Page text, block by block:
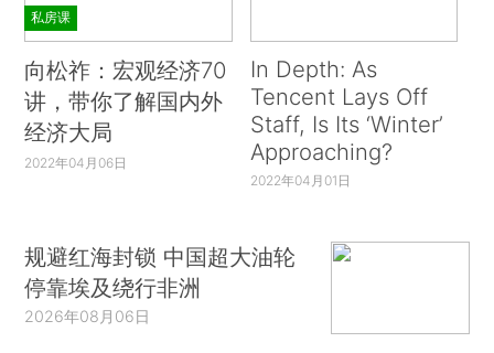
私房课
向松祚：宏观经济70
讲，带你了解国内外
经济大局
2022年04月06日
In Depth: As
Tencent Lays Off
Staff, Is Its ‘Winter’
Approaching?
2022年04月01日
规避红海封锁 中国超大油轮
停靠埃及绕行非洲
2026年08月06日